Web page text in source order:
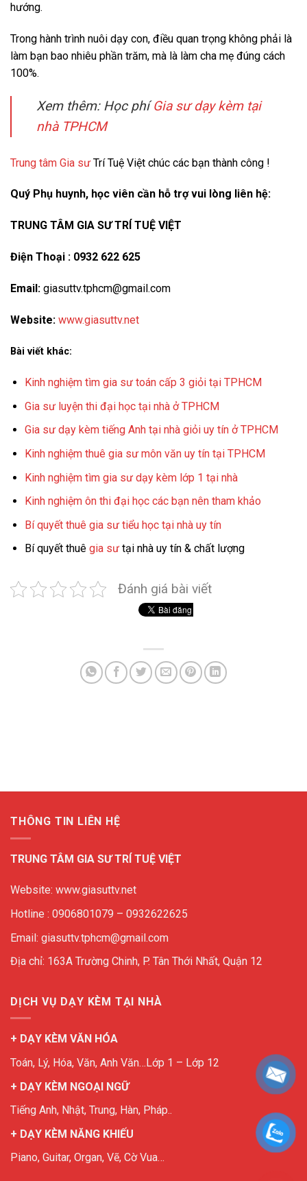
hướng.
Trong hành trình nuôi dạy con, điều quan trọng không phải là
làm bạn bao nhiêu phần trăm, mà là làm cha mẹ đúng cách
100%.
Xem thêm: Học phíGia sư dạy kèm tại
nhà TPHCM
Trung tâm Gia sư Trí Tuệ Việt chúc các bạn thành công !
Quý Phụ huynh, học viên cần hỗ trợ vui lòng liên hệ:
TRUNG TÂM GIA SƯ TRÍ TUỆ VIỆT
Điện Thoại : 0932 622 625
Email: giasuttv.tphcm@gmail.com
Website: www.giasuttv.net
Bài viết khác:
Kinh nghiệm tìm gia sư toán cấp 3 giỏi tại TPHCM
Gia sư luyện thi đại học tại nhà ở TPHCM
Gia sư dạy kèm tiếng Anh tại nhà giỏi uy tín ở TPHCM
Kinh nghiệm thuê gia sư môn văn uy tín tại TPHCM
Kinh nghiệm tìm gia sư dạy kèm lớp 1 tại nhà
Kinh nghiệm ôn thi đại học các bạn nên tham khảo
Bí quyết thuê gia sư tiểu học tại nhà uy tín
Bí quyết thuê gia sưtại nhà uy tín & chất lượng
Đánh giá bài viết
THÔNG TIN LIÊN HỆ
TRUNG TÂM GIA SƯ TRÍ TUỆ VIỆT
Website: www.giasuttv.net
Hotline : 0906801079 – 0932622625
Email: giasuttv.tphcm@gmail.com
Địa chỉ: 163A Trường Chinh, P. Tân Thới Nhất, Quận 12
DỊCH VỤ DẠY KÈM TẠI NHÀ
+ DẠY KÈM VĂN HÓA
Toán, Lý, Hóa, Văn, Anh Văn…Lớp 1 – Lớp 12
+ DẠY KÈM NGOẠI NGỮ
Tiếng Anh, Nhật, Trung, Hàn, Pháp..
+ DẠY KÈM NĂNG KHIẾU
Piano, Guitar, Organ, Vẽ, Cờ Vua…